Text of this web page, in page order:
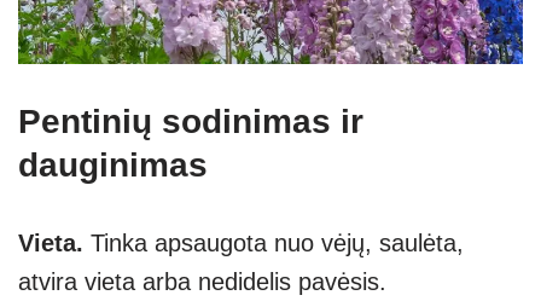
Pentinių sodinimas ir
dauginimas
Vieta. Tinka apsaugota nuo vėjų, saulėta,
atvira vieta arba nedidelis pavėsis.